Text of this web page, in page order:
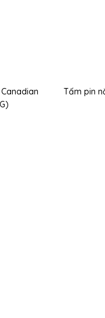
Tấm pin